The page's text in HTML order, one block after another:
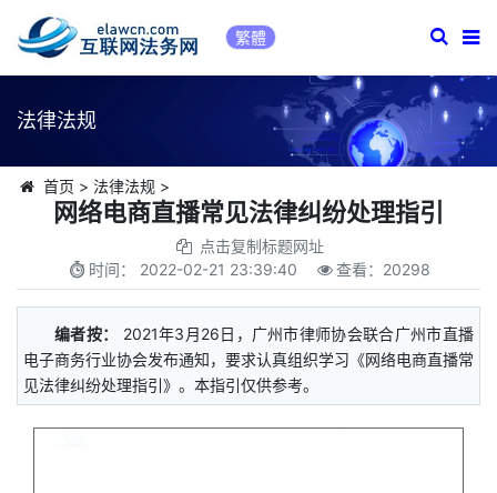
繁體
法律法规
首页 > 法律法规 >
网络电商直播常见法律纠纷处理指引
点击复制标题网址
时间： 2022-02-21 23:39:40 查看： 20298
编者按：
2021年3月26日，广州市律师协会联合广州市直播
电子商务行业协会发布通知，要求认真组织学习《网络电商直播常
见法律纠纷处理指引》。本指引仅供参考。